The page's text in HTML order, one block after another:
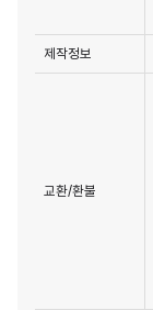
제작정보
교환/환불